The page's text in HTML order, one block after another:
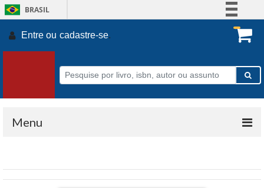
BRASIL
Participe
Acesso à informação
Legislação
Entre ou cadastre-se.
Menu